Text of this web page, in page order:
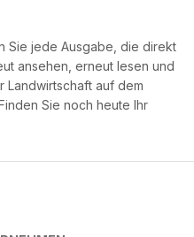
Sie jede Ausgabe, die direkt
ansehen, erneut lesen und
auf dem
Sie noch heute Ihr